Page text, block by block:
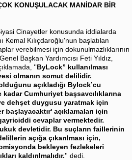
KONUŞULACAK MANİDAR BİR
Cinayetler konusunda iddialarda
Kemal Kılıçdaroğlu'nun başlatılan
verebilmesi için dokunulmazlıklarının
Başkan Yardımcısı Feti Yıldız,
''ByLock” kullanılması
olmanın somut delilidir.
açıkladığı Bylock’cu
Cumhuriyet başsavcılıklarına
dehşet duygusu yaratmak için
açıklamaları için
cevaplar vermektedir.
devletidir. Bu suçların faillerinin
açığa çıkarılması için,
bekleyen fezlekeleri
kaldırılmalıdır.'' dedi.